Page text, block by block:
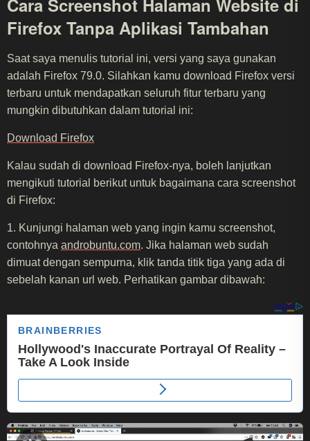
Cara Screenshot Halaman Website di
Firefox Tanpa Aplikasi Tambahan
Saat saya menulis tutorial ini, versi yang saya gunakan
adalah Firefox 79.0. Silahkan kamu download Firefox versi
terbaru untuk mendapatkan seluruh fitur terbaru yang
mungkin dibutuhkan dalam tutorial ini:
Download Firefox
Kalau sudah di download Firefox-nya, boleh lanjutkan
mengikuti tutorial berikut untuk bagaimana cara screenshot
di Firefox:
1. Kunjungi halaman web yang ingin kamu screenshot,
contohnya androbuntu.com. Jika halaman web sudah
dimuat dengan sempurna, klik tanda titik tiga yang ada di
sebelah kanan url web. Perhatikan gambar dibawah: